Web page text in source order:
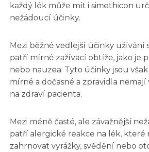
každý lék může mít i simethicon
nežádoucí účinky.
Mezi běžné vedlejší účinky užívání
patří mírné zažívací obtíže, jako je
nebo nauzea. Tyto účinky jsou
mírné a dočasné a zpravidla nemají
na zdraví pacienta.
Mezi méně časté, ale závažnější
patří alergické reakce na lék, které
zahrnovat vyrážky, svědění nebo